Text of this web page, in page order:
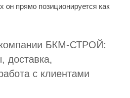
он прямо позиционируется как
БКМ-СТРОЙ:
доставка,
с клиентами